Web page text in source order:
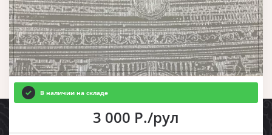
В наличии на складе
3 000 Р./рул